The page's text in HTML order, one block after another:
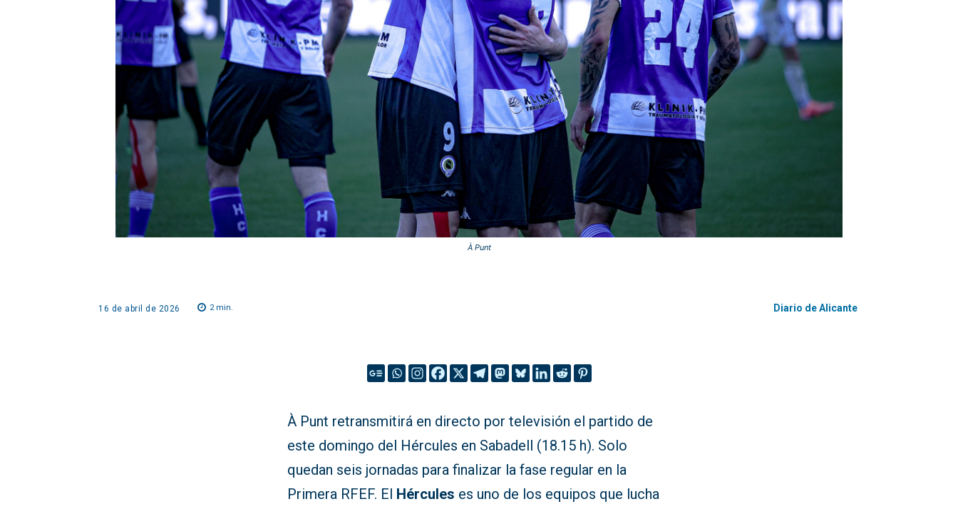
À Punt
16 de abril de 2026 2min. Diario de Alicante
À Punt retransmitirá en directo por televisión el partido de
este domingo del Hércules en Sabadell (18.15 h). Solo
quedan seis jornadas para finalizar la fase regular en la
Primera RFEF. El Hércules es uno de los equipos que lucha